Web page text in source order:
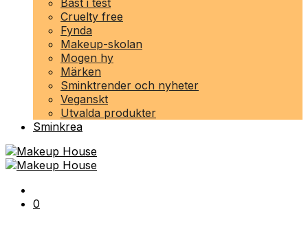
Bäst i test
Cruelty free
Fynda
Makeup-skolan
Mogen hy
Märken
Sminktrender och nyheter
Veganskt
Utvalda produkter
Sminkrea
0